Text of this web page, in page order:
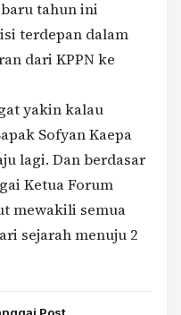
tahun ini
terdepan dalam
dari KPPN ke
yakin kalau
Sofyan Kaepa
lagi. Dan berdasar
Ketua Forum
mewakili semua
sejarah menuju 2